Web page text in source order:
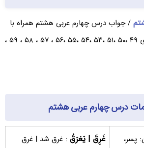
/ جواب درس چهارم عربی هشتم همراه با
معنی و پاسخ صفحه های ۴۹ ،۵۰ ،۵۱ ،۵۳ ،۵۴ ،۵۵ ،۵۶ ، ۵۷ ، ۵۸ ، ۵۹ ،
درس چهارم عربی هشتم
پسر،
غَرِقَ | یَغرَقُ : غرق شد | غرق